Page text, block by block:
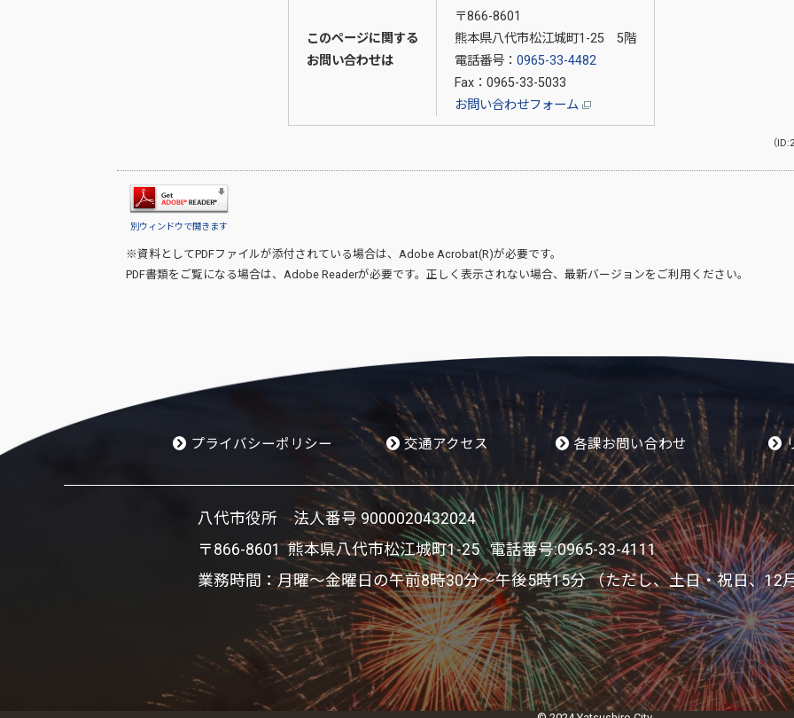
このページに関する
お問い合わせは
〒866-8601
熊本県八代市松江城町1-25 5階
電話番号： 0965-33-4482
Fax：0965-33-5033
お問い合わせフォーム
（
別ウィンドウで開きます
※資料としてPDFファイルが添付されている場合は、 Adobe Acrobat(R)が必要です。
PDF書類をご覧になる場合は、 Adobe Readerが必要です。正しく表示されない場合、最新バージョンをご利用ください。
プライバシーポリシー 交通アクセス 各課お問い合わせ
八代市役所 法人番号 9000020432024
〒866-8601 熊本県八代市松江城町1-25 電話番号:0965-33-4111
業務時間：月曜～金曜日の午前8時30分～午後5時15分 （ただし、土日・祝日、12